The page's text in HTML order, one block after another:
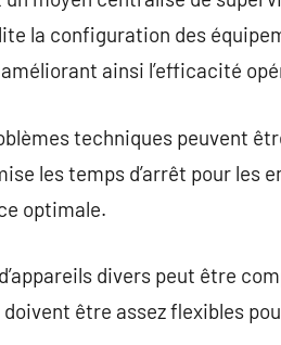
la configuration des
ainsi l’efficacité
techniques peuvent
les temps d’arrêt pour les
optimale.
divers peut être
être assez flexibles